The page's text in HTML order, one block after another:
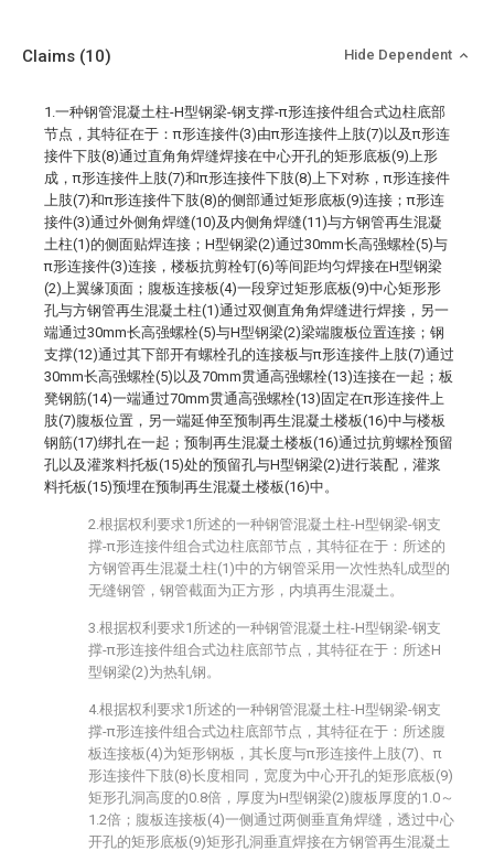
Claims (10) Hide Dependent
1.一种钢管混凝土柱-H型钢梁-钢支撑-π形连接件组合式边柱底部
节点，其特征在于：π形连接件(3)由π形连接件上肢(7)以及π形连
接件下肢(8)通过直角角焊缝焊接在中心开孔的矩形底板(9)上形
成，π形连接件上肢(7)和π形连接件下肢(8)上下对称，π形连接件
上肢(7)和π形连接件下肢(8)的侧部通过矩形底板(9)连接；π形连
接件(3)通过外侧角焊缝(10)及内侧角焊缝(11)与方钢管再生混凝
土柱(1)的侧面贴焊连接；H型钢梁(2)通过30mm长高强螺栓(5)与
π形连接件(3)连接，楼板抗剪栓钉(6)等间距均匀焊接在H型钢梁
(2)上翼缘顶面；腹板连接板(4)一段穿过矩形底板(9)中心矩形形
孔与方钢管再生混凝土柱(1)通过双侧直角角焊缝进行焊接，另一
端通过30mm长高强螺栓(5)与H型钢梁(2)梁端腹板位置连接；钢
支撑(12)通过其下部开有螺栓孔的连接板与π形连接件上肢(7)通过
30mm长高强螺栓(5)以及70mm贯通高强螺栓(13)连接在一起；板
凳钢筋(14)一端通过70mm贯通高强螺栓(13)固定在π形连接件上
肢(7)腹板位置，另一端延伸至预制再生混凝土楼板(16)中与楼板
钢筋(17)绑扎在一起；预制再生混凝土楼板(16)通过抗剪螺栓预留
孔以及灌浆料托板(15)处的预留孔与H型钢梁(2)进行装配，灌浆
料托板(15)预埋在预制再生混凝土楼板(16)中。
2.根据权利要求1所述的一种钢管混凝土柱-H型钢梁-钢支
撑-π形连接件组合式边柱底部节点，其特征在于：所述的
方钢管再生混凝土柱(1)中的方钢管采用一次性热轧成型的
无缝钢管，钢管截面为正方形，内填再生混凝土。
3.根据权利要求1所述的一种钢管混凝土柱-H型钢梁-钢支
撑-π形连接件组合式边柱底部节点，其特征在于：所述H
型钢梁(2)为热轧钢。
4.根据权利要求1所述的一种钢管混凝土柱-H型钢梁-钢支
撑-π形连接件组合式边柱底部节点，其特征在于：所述腹
板连接板(4)为矩形钢板，其长度与π形连接件上肢(7)、π
形连接件下肢(8)长度相同，宽度为中心开孔的矩形底板(9)
矩形孔洞高度的0.8倍，厚度为H型钢梁(2)腹板厚度的1.0～
1.2倍；腹板连接板(4)一侧通过两侧垂直角焊缝，透过中心
开孔的矩形底板(9)矩形孔洞垂直焊接在方钢管再生混凝土